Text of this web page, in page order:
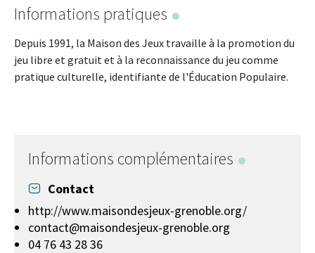
−
Informations pratiques
Depuis 1991, la Maison des Jeux travaille à la promotion du
jeu libre et gratuit et à la reconnaissance du jeu comme
pratique culturelle, identifiante de l'Éducation Populaire.
Informations complémentaires
Contact
http://www.maisondesjeux-grenoble.org/
contact@maisondesjeux-grenoble.org
04 76 43 28 36